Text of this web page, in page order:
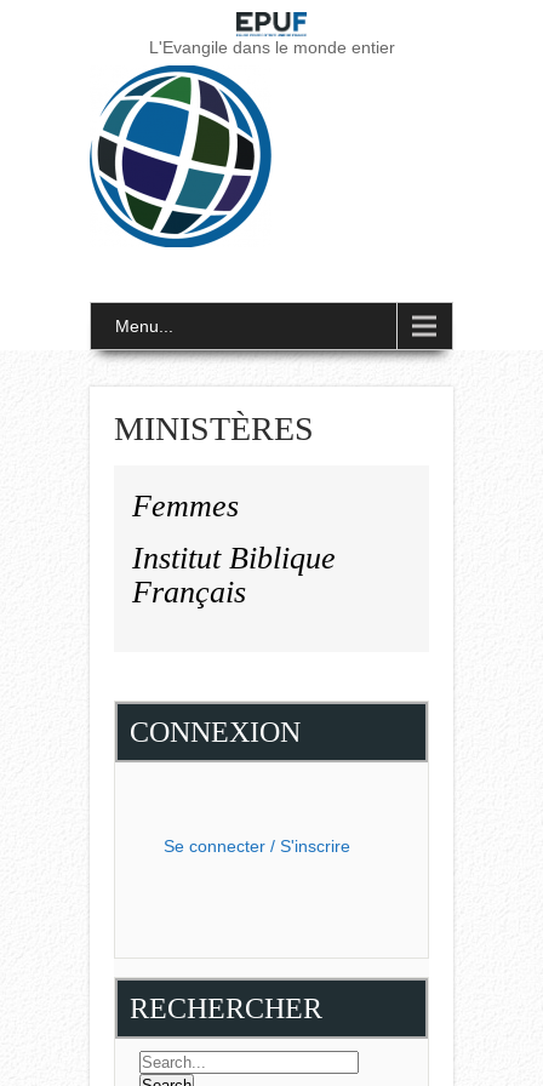
L'Evangile dans le monde entier
Menu...
MINISTÈRES
Femmes
Institut Biblique
Français
CONNEXION
Se connecter / S'inscrire
RECHERCHER